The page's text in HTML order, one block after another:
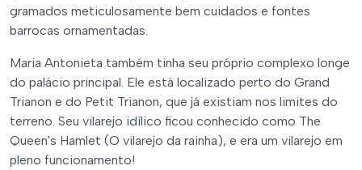
gramados meticulosamente bem cuidados e fontes
barrocas ornamentadas.
Maria Antonieta também tinha seu próprio complexo longe
do palácio principal. Ele está localizado perto do Grand
Trianon e do Petit Trianon, que já existiam nos limites do
terreno. Seu vilarejo idílico ficou conhecido como The
Queen's Hamlet (O vilarejo da rainha), e era um vilarejo em
pleno funcionamento!